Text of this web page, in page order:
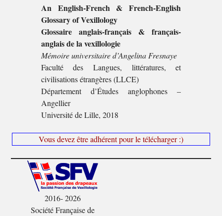
An English-French & French-English
Glossary of Vexillology
Glossaire anglais-français & français-
anglais de la vexillologie
Mémoire universitaire d’Angelina Fresnaye
Faculté des Langues, littératures, et
civilisations étrangères (LLCE)
Département d’Études anglophones –
Angellier
Université de Lille, 2018
Vous devez être adhérent pour le télécharger :)
2016- 2026
Société Française de